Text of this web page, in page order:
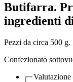
Butifarra.
ingredienti
Pezzi da circa 500 g.
Confezionato
Valutazione